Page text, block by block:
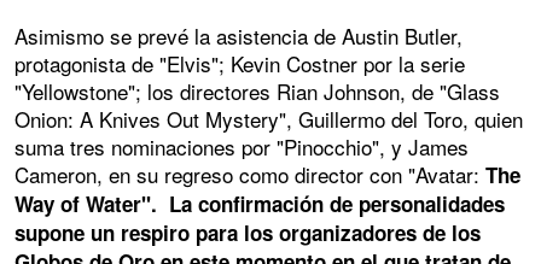
Asimismo se prevé la asistencia de Austin Butler,
protagonista de "Elvis"; Kevin Costner por la serie
"Yellowstone"; los directores Rian Johnson, de "Glass
Onion: A Knives Out Mystery", Guillermo del Toro, quien
suma tres nominaciones por "Pinocchio", y James
Cameron, en su regreso como director con "Avatar: The
Way of Water". La confirmación de personalidades
supone un respiro para los organizadores de los